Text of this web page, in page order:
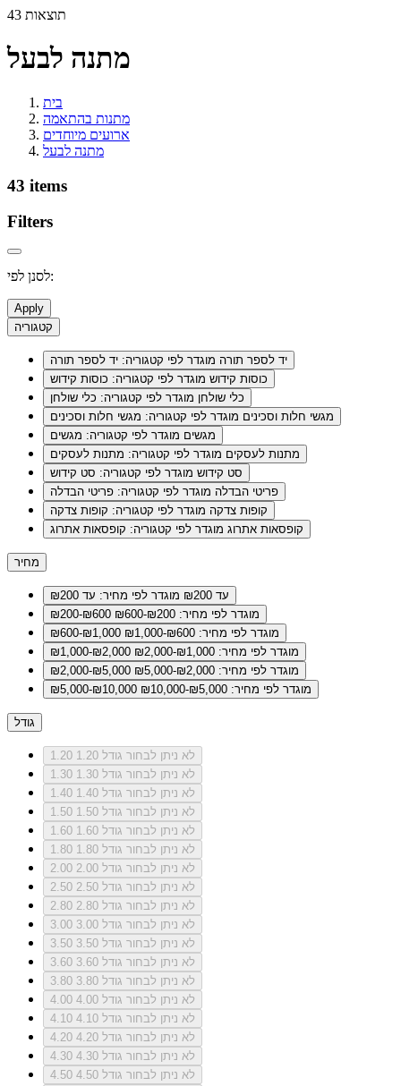
43 תוצאות
מתנה לבעל
בית
מתנות בהתאמה
ארועים מיוחדים
מתנה לבעל
43 items
Filters
לסנן לפי:
Apply
קטגוריה
יד לספר תורה מוגדר לפי קטגוריה: יד לספר תורה
כוסות קידוש מוגדר לפי קטגוריה: כוסות קידוש
כלי שולחן מוגדר לפי קטגוריה: כלי שולחן
מגשי חלות וסכינים מוגדר לפי קטגוריה: מגשי חלות וסכינים
מגשים מוגדר לפי קטגוריה: מגשים
מתנות לעסקים מוגדר לפי קטגוריה: מתנות לעסקים
סט קידוש מוגדר לפי קטגוריה: סט קידוש
פריטי הבדלה מוגדר לפי קטגוריה: פריטי הבדלה
קופות צדקה מוגדר לפי קטגוריה: קופות צדקה
קופסאות אתרוג מוגדר לפי קטגוריה: קופסאות אתרוג
מחיר
עד ₪200
מוגדר לפי מחיר: עד ₪200
₪200-₪600
מוגדר לפי מחיר: ₪200-₪600
₪600-₪1,000
מוגדר לפי מחיר: ₪600-₪1,000
₪1,000-₪2,000
מוגדר לפי מחיר: ₪1,000-₪2,000
₪2,000-₪5,000
מוגדר לפי מחיר: ₪2,000-₪5,000
₪5,000-₪10,000
מוגדר לפי מחיר: ₪5,000-₪10,000
גודל
1.20
לא ניתן לבחור גודל 1.20
1.30
לא ניתן לבחור גודל 1.30
1.40
לא ניתן לבחור גודל 1.40
1.50
לא ניתן לבחור גודל 1.50
1.60
לא ניתן לבחור גודל 1.60
1.80
לא ניתן לבחור גודל 1.80
2.00
לא ניתן לבחור גודל 2.00
2.50
לא ניתן לבחור גודל 2.50
2.80
לא ניתן לבחור גודל 2.80
3.00
לא ניתן לבחור גודל 3.00
3.50
לא ניתן לבחור גודל 3.50
3.60
לא ניתן לבחור גודל 3.60
3.80
לא ניתן לבחור גודל 3.80
4.00
לא ניתן לבחור גודל 4.00
4.10
לא ניתן לבחור גודל 4.10
4.20
לא ניתן לבחור גודל 4.20
4.30
לא ניתן לבחור גודל 4.30
4.50
לא ניתן לבחור גודל 4.50